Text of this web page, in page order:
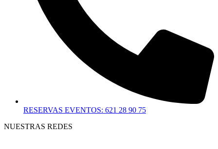
RESERVAS EVENTOS: 621 28 90 75
NUESTRAS REDES